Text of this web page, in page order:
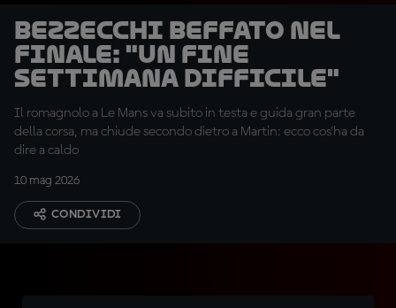
Bezzecchi beffato nel
finale: "Un fine
settimana difficile"
Il romagnolo a Le Mans va subito in testa e guida gran parte
della corsa, ma chiude secondo dietro a Martin: ecco cos'ha da
dire a caldo
10 mag 2026
CONDIVIDI